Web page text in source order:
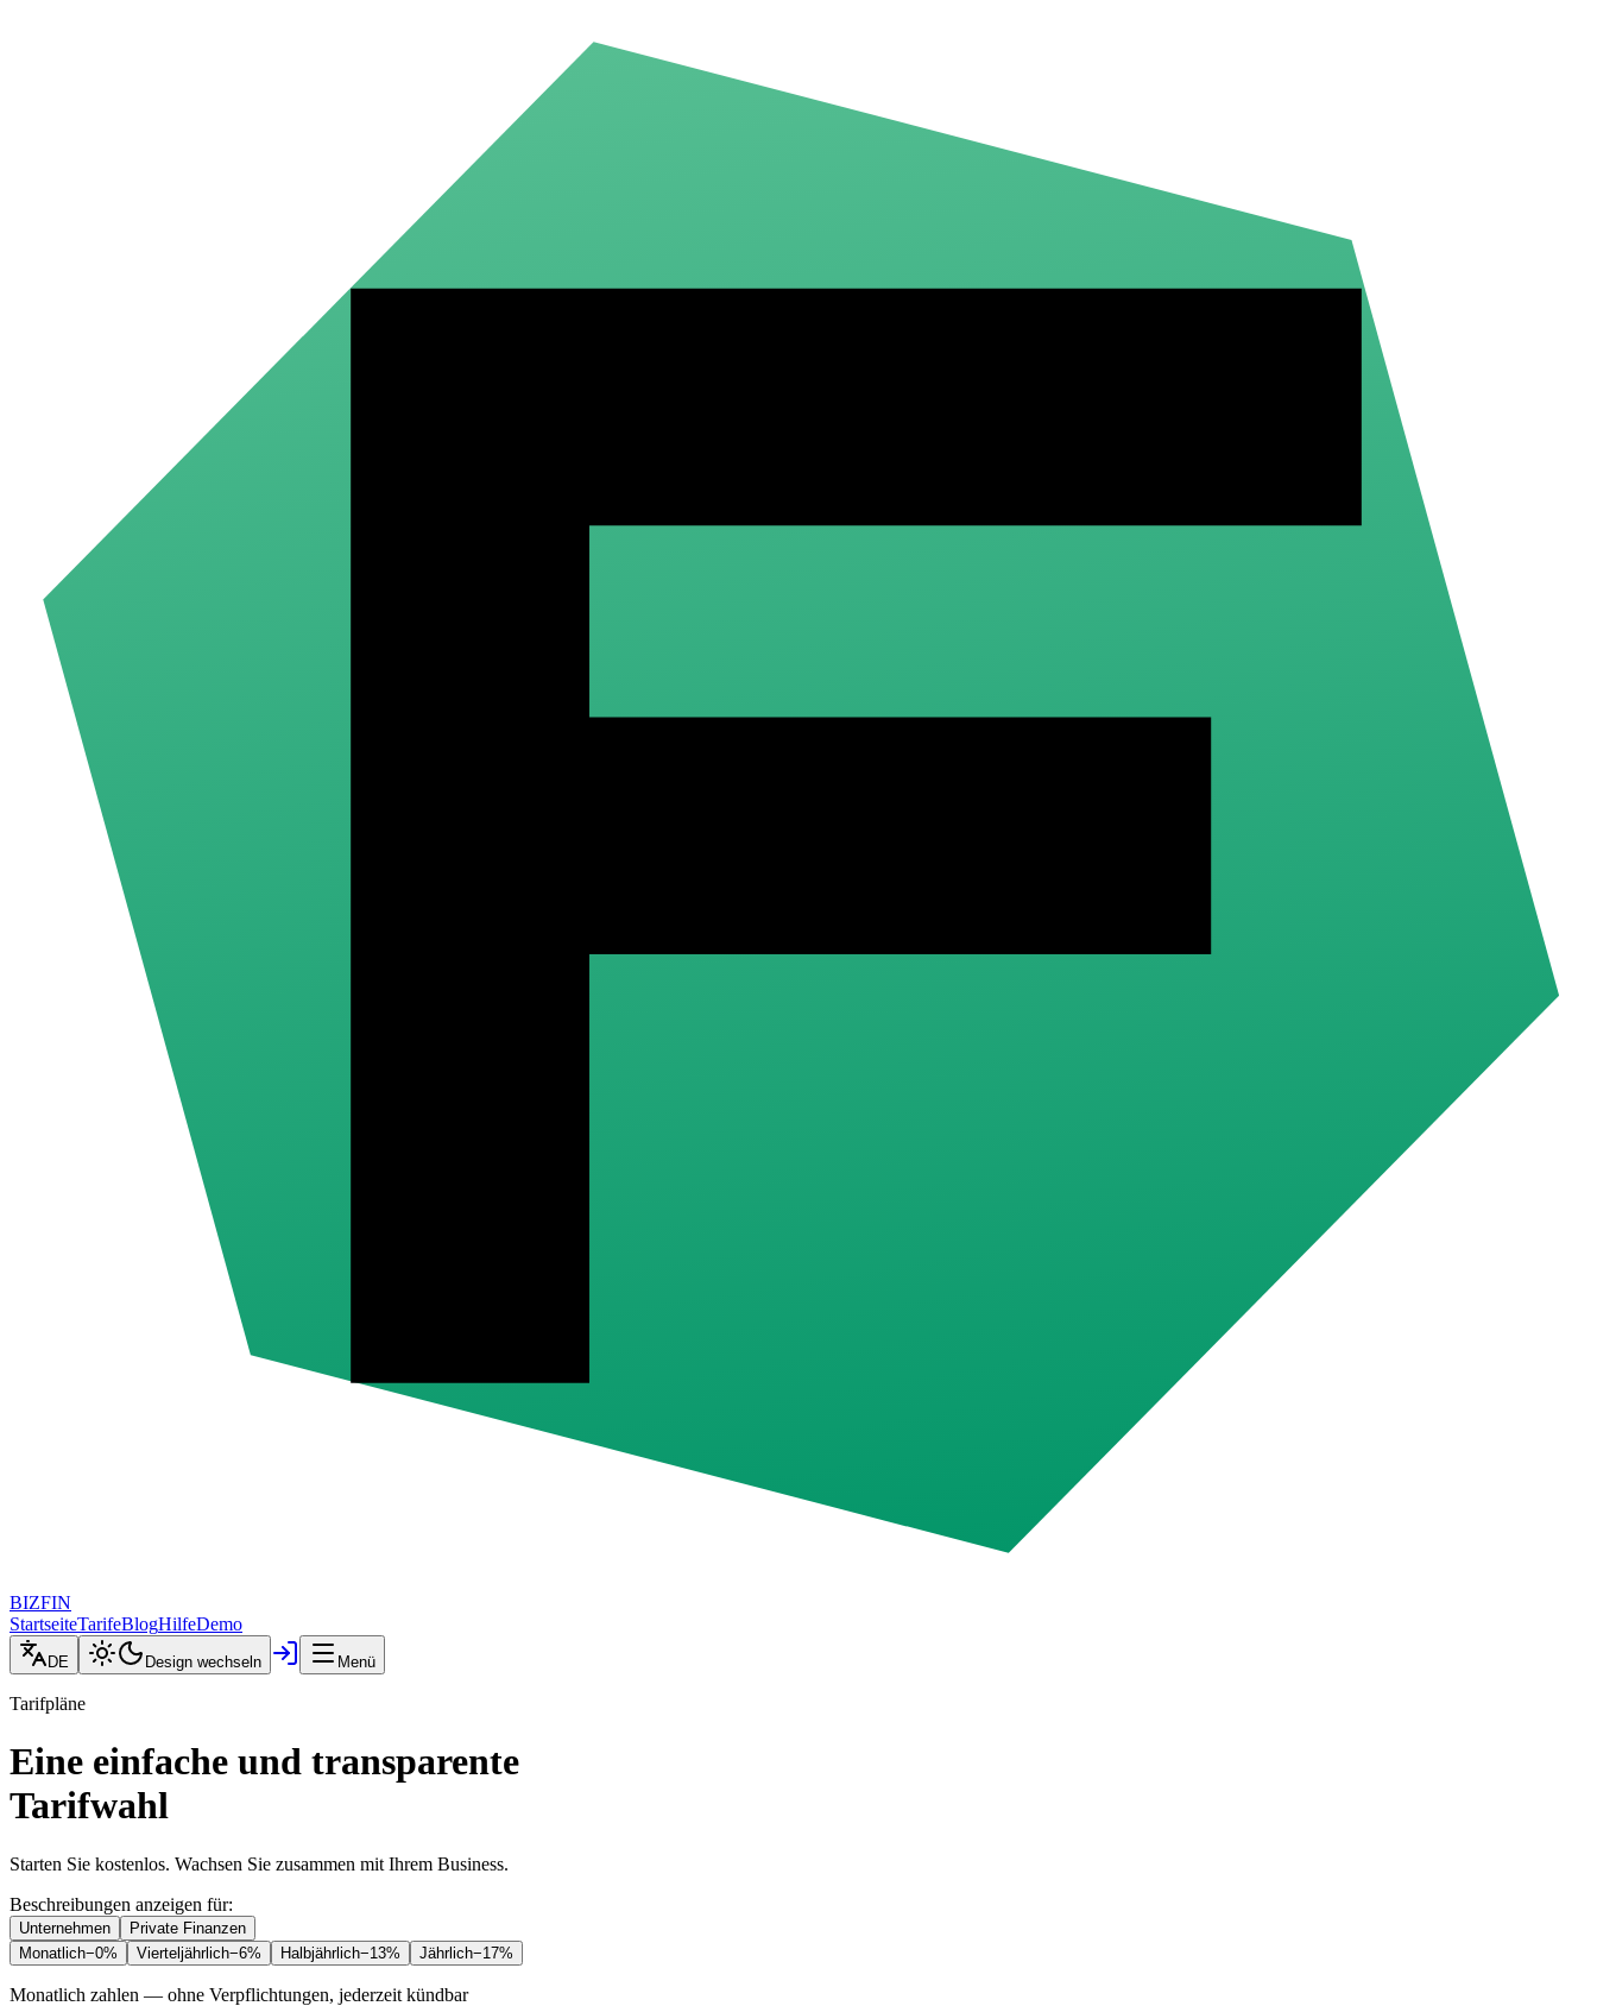
BIZFIN
StartseiteTarifeBlogHilfeDemo
DE Design wechseln Menü
Tarifpläne
Eine einfache und transparente
Tarifwahl
Starten Sie kostenlos. Wachsen Sie zusammen mit Ihrem Business.
Beschreibungen anzeigen für:
Unternehmen
Private Finanzen
Monatlich−0% Vierteljährlich−6% Halbjährlich−13% Jährlich−17%
Monatlich zahlen — ohne Verpflichtungen, jederzeit kündbar